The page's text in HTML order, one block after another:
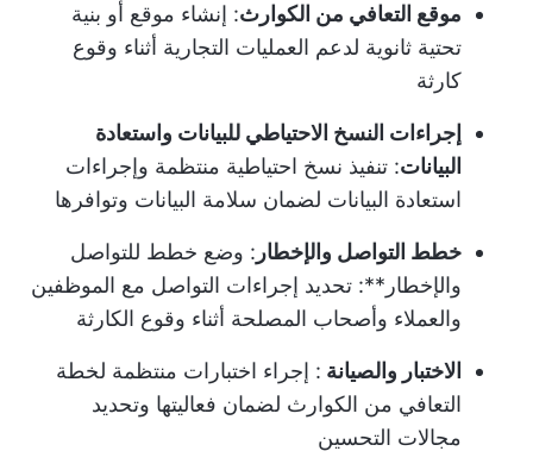
موقع التعافي من الكوارث: إنشاء موقع أو بنية
تحتية ثانوية لدعم العمليات التجارية أثناء وقوع
كارثة
إجراءات النسخ الاحتياطي للبيانات واستعادة
البيانات: تنفيذ نسخ احتياطية منتظمة وإجراءات
استعادة البيانات لضمان سلامة البيانات وتوافرها
خطط التواصل والإخطار : وضع خطط للتواصل
والإخطار**: تحديد إجراءات التواصل مع الموظفين
والعملاء وأصحاب المصلحة أثناء وقوع الكارثة
الاختبار والصيانة : إجراء اختبارات منتظمة لخطة
التعافي من الكوارث لضمان فعاليتها وتحديد
مجالات التحسين